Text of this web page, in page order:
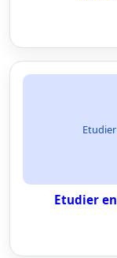
Etudier